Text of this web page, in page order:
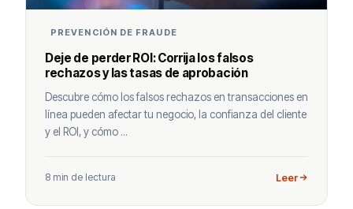
PREVENCIÓN DE FRAUDE
Deje de perder ROI: Corrija los falsos
rechazos y las tasas de aprobación
Descubre cómo los falsos rechazos en transacciones en
línea pueden afectar tu negocio, la confianza del cliente
y el ROI, y cómo ...
8 min de lectura Leer